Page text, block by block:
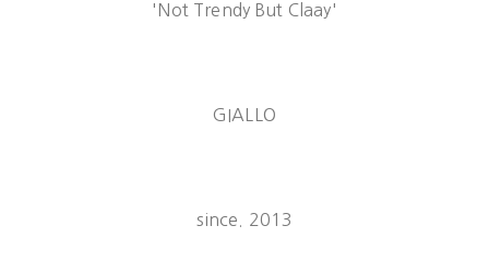
'Not Trendy But Claay'
GIALLO
since. 2013